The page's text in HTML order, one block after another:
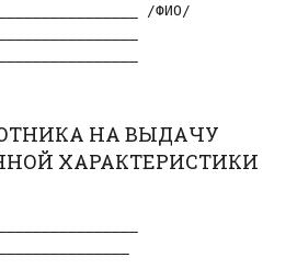
/ФИО/
НА ВЫДАЧУ
ХАРАКТЕРИСТИКИ